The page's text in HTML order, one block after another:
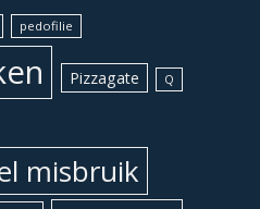
pedofilie
Pizzagate Q
misbruik